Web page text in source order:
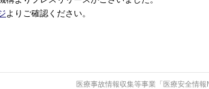
よりご確認ください。
医療事故情報収集等事業「医療安全情